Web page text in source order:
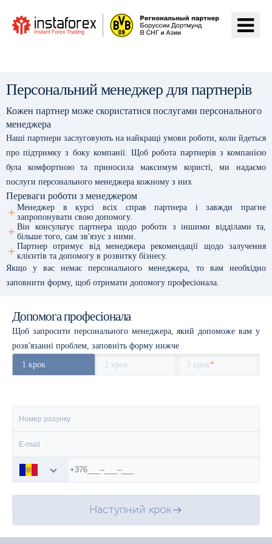
Персональний менеджер для партнерів
Кожен партнер може скористатися послугами персонального
менеджера
Наші партнери заслуговують на найкращі умови роботи, коли йдеться
про підтримку з боку компанії. Щоб робота партнерів з компанією
була комфортною та приносила максимум користі, ми надаємо
послуги персонального менеджера кожному з них
Переваги роботи з менеджером
Менеджер в курсі всіх справ партнера і завжди прагне
запропонувати свою допомогу.
Він консультує партнера щодо роботи з іншими відділами та,
більше того, сам зв'язує з ними.
Партнер отримує від менеджера рекомендації щодо залучення
клієнтів та допомогу в розвитку бізнесу.
Якщо у вас немає персонального менеджера, то вам необхідно
заповнити форму, щоб отримати допомогу професіонала.
Допомога професіонала
Щоб запросити персонального менеджера, який допоможе вам у
розв'язанні проблем, заповніть форму нижче
1 крок 2 крок 3 крок*
Наступний крок